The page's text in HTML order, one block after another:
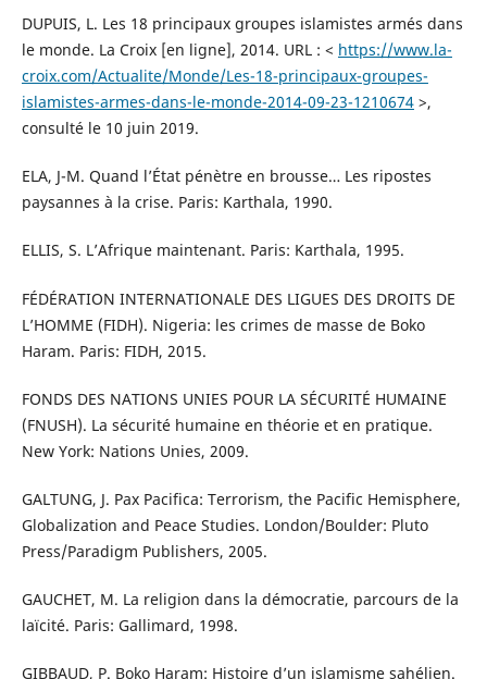
DUPUIS, L. Les 18 principaux groupes islamistes armés dans
le monde. La Croix [en ligne], 2014. URL : < https://www.la-
croix.com/Actualite/Monde/Les-18-principaux-groupes-
islamistes-armes-dans-le-monde-2014-09-23-1210674>,
consulté le 10 juin 2019.
ELA, J-M. Quand l’État pénètre en brousse… Les ripostes
paysannes à la crise. Paris: Karthala, 1990.
ELLIS, S. L’Afrique maintenant. Paris: Karthala, 1995.
FÉDÉRATION INTERNATIONALE DES LIGUES DES DROITS DE
L’HOMME (FIDH). Nigeria: les crimes de masse de Boko
Haram. Paris: FIDH, 2015.
FONDS DES NATIONS UNIES POUR LA SÉCURITÉ HUMAINE
(FNUSH). La sécurité humaine en théorie et en pratique.
New York: Nations Unies, 2009.
GALTUNG, J. Pax Pacifica: Terrorism, the Pacific Hemisphere,
Globalization and Peace Studies. London/Boulder: Pluto
Press/Paradigm Publishers, 2005.
GAUCHET, M. La religion dans la démocratie, parcours de la
laïcité. Paris: Gallimard, 1998.
GIBBAUD, P. Boko Haram: Histoire d’un islamisme sahélien.